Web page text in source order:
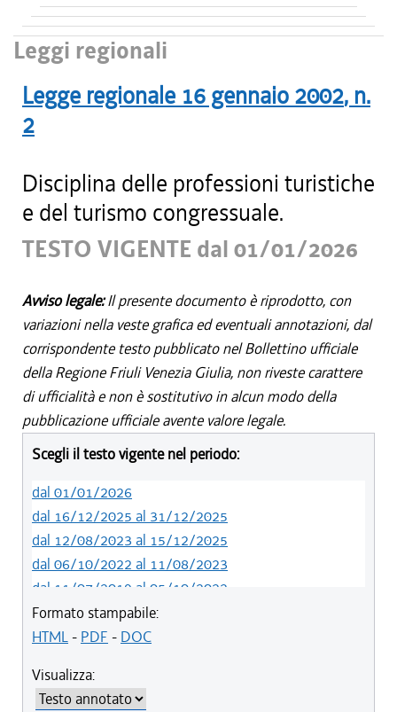
Leggi regionali
Legge regionale 16 gennaio 2002, n.
2
Disciplina delle professioni turistiche
e del turismo congressuale.
TESTO VIGENTE dal 01/01/2026
Avviso legale:Il presente documento è riprodotto, con
variazioni nella veste grafica ed eventuali annotazioni, dal
corrispondente testo pubblicato nel Bollettino ufficiale
della Regione Friuli Venezia Giulia, non riveste carattere
di ufficialità e non è sostitutivo in alcun modo della
pubblicazione ufficiale avente valore legale.
Scegli il testo vigente nel periodo:
dal 01/01/2026
dal 16/12/2025 al 31/12/2025
dal 12/08/2023 al 15/12/2025
dal 06/10/2022 al 11/08/2023
dal 11/07/2019 al 05/10/2022
dal 01/05/2019 al 10/07/2019
dal 12/04/2018 al 30/04/2019
dal 01/01/2018 al 28/03/2018
dal 09/11/2017 al 31/12/2017
Formato stampabile:
HTML- PDF - DOC
Visualizza: